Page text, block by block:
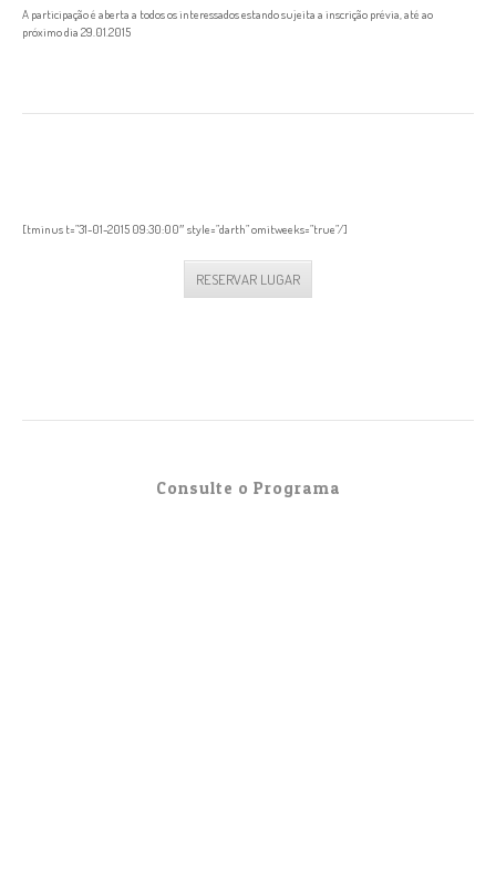
A participação é aberta a todos os interessados estando sujeita a inscrição prévia, até ao
próximo dia 29.01.2015
[tminus t=”31-01-2015 09:30:00″ style=”darth” omitweeks=”true”/]
RESERVAR LUGAR
Consulte o Programa